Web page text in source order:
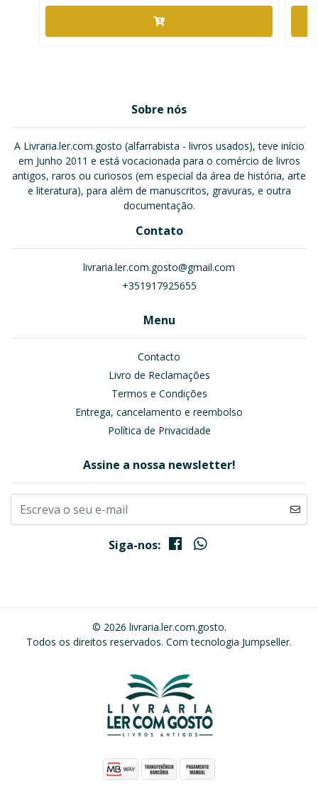
Sobre nós
A Livraria.ler.com.gosto (alfarrabista - livros usados), teve início
em Junho 2011 e está vocacionada para o comércio de livros
antigos, raros ou curiosos (em especial da área de história, arte
e literatura), para além de manuscritos, gravuras, e outra
documentação.
Contato
livraria.ler.com.gosto@gmail.com
+351917925655
Menu
Contacto
Livro de Reclamações
Termos e Condições
Entrega, cancelamento e reembolso
Política de Privacidade
Assine a nossa newsletter!
Siga-nos:
© 2026 livraria.ler.com.gosto.
Todos os direitos reservados. Com tecnologia Jumpseller.